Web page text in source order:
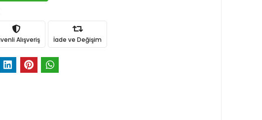
Alışveriş İade ve Değişim